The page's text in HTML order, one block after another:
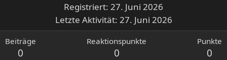
Registriert 27. Juni 2026
Letzte Aktivität 27. Juni 2026
Beiträge
0
Reaktionspunkte
0
Punkte
0